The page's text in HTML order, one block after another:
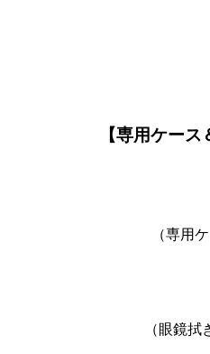
【専用ケース
（専用
（眼鏡拭